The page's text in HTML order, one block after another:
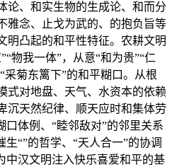
论、和实生物的生成论、和而分
雅念、止戈为武的、的抱负旨等
明凸起的和平性特征。农耕文明
物我一体”，从意“和为贵”“仁
采菊东篱下”的和平糊口。从根
式对地盘、天气、水资本的依赖
沉天然纪律、顺天应时和集体劳
口体例、“睦邻敌对”的邻里关系
“”的哲学、“天人合一”的协调
中汉文明注入快乐喜爱和平的基